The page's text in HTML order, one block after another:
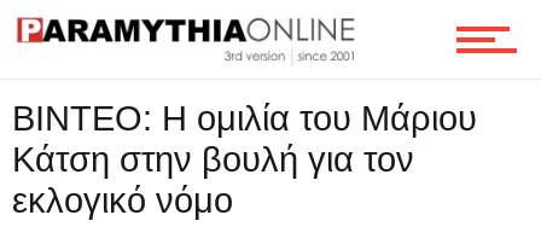
Ροή
BINTEO: Η ομιλία του Μάριου
Κάτση στην βουλή για τον
εκλογικό νόμο